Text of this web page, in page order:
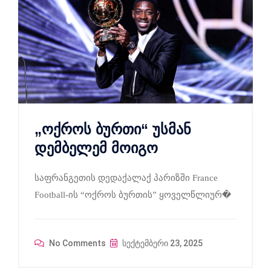
„ოქროს ბურთი“ უსმან
დემბელემ მოიგო
საფრანგეთის დედაქალაქ პარიზში France
Football-ის “ოქროს ბურთის” ყოველწლიურ�
No Comments სექტემბერი 23, 2025